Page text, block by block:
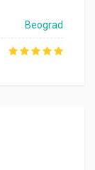
Beograd